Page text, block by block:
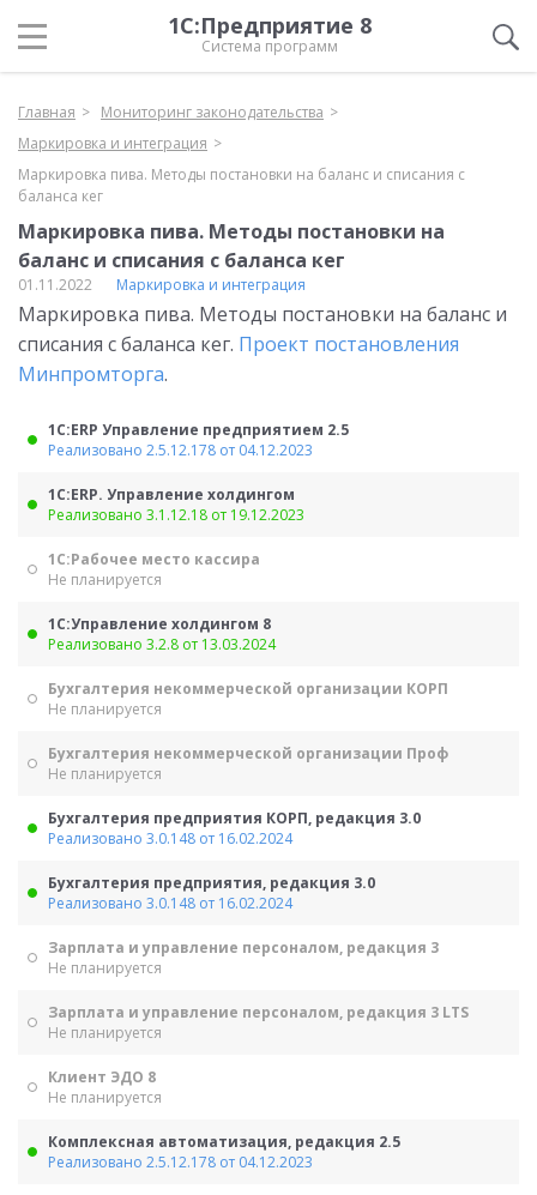
1С:Предприятие 8
Система программ
Главная
Мониторинг законодательства
Маркировка и интеграция
Маркировка пива. Методы постановки на баланс и списания с
баланса кег
Маркировка пива. Методы постановки на
баланс и списания с баланса кег
01.11.2022 Маркировка и интеграция
Маркировка пива. Методы постановки на баланс и
списания с баланса кег. Проект постановления
Минпромторга.
1С:ERP Управление предприятием 2.5
Реализовано 2.5.12.178 от 04.12.2023
1С:ERP. Управление холдингом
Реализовано 3.1.12.18 от 19.12.2023
1С:Рабочее место кассира
Не планируется
1С:Управление холдингом 8
Реализовано 3.2.8 от 13.03.2024
Бухгалтерия некоммерческой организации КОРП
Не планируется
Бухгалтерия некоммерческой организации Проф
Не планируется
Бухгалтерия предприятия КОРП, редакция 3.0
Реализовано 3.0.148 от 16.02.2024
Бухгалтерия предприятия, редакция 3.0
Реализовано 3.0.148 от 16.02.2024
Зарплата и управление персоналом, редакция 3
Не планируется
Зарплата и управление персоналом, редакция 3 LTS
Не планируется
Клиент ЭДО 8
Не планируется
Комплексная автоматизация, редакция 2.5
Реализовано 2.5.12.178 от 04.12.2023